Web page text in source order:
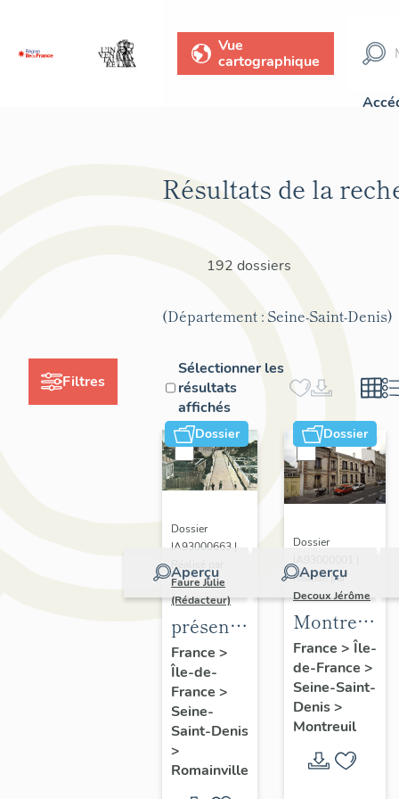
Vue
cartographique
Filtres
Résultats de la
192 dossiers
(Département : Seine-Saint-Denis)
Sélectionner les
résultats
affichés
Dossier
Aperçu
Dossier
IA93000663 |
Réalisé par
Faure Julie
(Rédacteur)
présentation
de
l'inventaire
de la
commune
de
Romainville
France >
Île-de-
France >
Seine-
Saint-Denis
>
Romainville
Dossier
Aperçu
Dossier
Réalisé par
Decoux Jérôme
Montreuil
-
Patrimoine
industriel
-
générale
France > Île-
de-France >
Seine-Saint-
Denis>
Montreuil